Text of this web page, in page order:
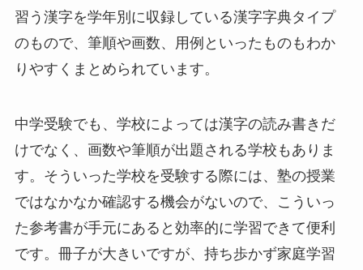
習う漢字を学年別に収録している漢字字典タイプ
のもので、筆順や画数、用例といったものもわか
りやすくまとめられています。
中学受験でも、学校によっては漢字の読み書きだ
けでなく、画数や筆順が出題される学校もありま
す。そういった学校を受験する際には、塾の授業
ではなかなか確認する機会がないので、こういっ
た参考書が手元にあると効率的に学習できて便利
です。冊子が大きいですが、持ち歩かず家庭学習